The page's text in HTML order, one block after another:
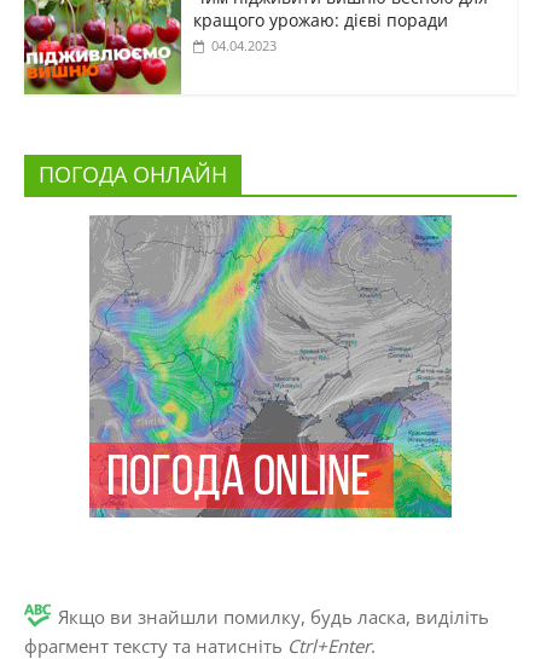
кращого урожаю: дієві поради
04.04.2023
ПОГОДА ОНЛАЙН
Якщо ви знайшли помилку, будь ласка, виділіть
фрагмент тексту та натисніть Ctrl+Enter.